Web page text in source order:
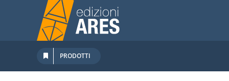
contenuto
PRODOTTI